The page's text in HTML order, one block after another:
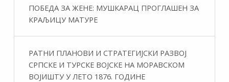
ПОБЕДА ЗА ЖЕНЕ: МУШКАРАЦ ПРОГЛАШЕН ЗА
КРАЉИЦУ МАТУРЕ
РАТНИ ПЛАНОВИ И СТРАТЕГИЈСКИ РАЗВОЈ
СРПСКЕ И ТУРСКЕ ВОЈСКЕ НА МОРАВСКОМ
ВОЈИШТУ У ЛЕТО 1876. ГОДИНЕ